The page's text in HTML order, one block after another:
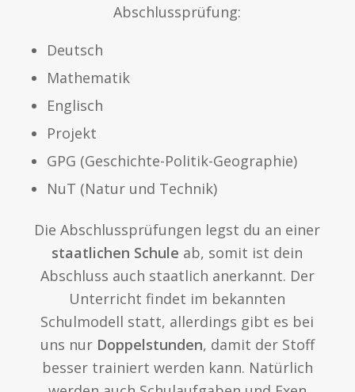
Abschlussprüfung:
Deutsch
Mathematik
Englisch
Projekt
GPG (Geschichte-Politik-Geographie)
NuT (Natur und Technik)
Die Abschlussprüfungen legst du an einer
staatlichen Schule ab, somit ist dein
Abschluss auch staatlich anerkannt. Der
Unterricht findet im bekannten
Schulmodell statt, allerdings gibt es bei
uns nur Doppelstunden, damit der Stoff
besser trainiert werden kann. Natürlich